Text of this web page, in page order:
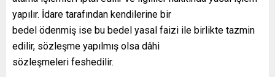
yapılır. İdare tarafından kendilerine bir
bedel ödenmiş ise bu bedel yasal faizi ile birlikte tazmin
edilir, sözleşme yapılmış olsa dâhi
sözleşmeleri feshedilir.